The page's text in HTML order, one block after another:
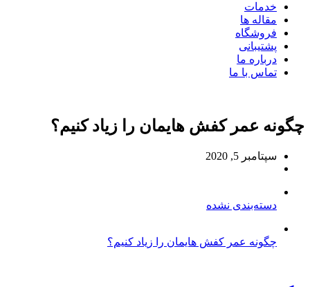
خدمات
مقاله ها
فروشگاه
پشتیبانی
درباره ما
تماس با ما
چگونه عمر کفش هایمان را زیاد کنیم؟
سپتامبر 5, 2020
دسته‌بندی نشده
چگونه عمر کفش هایمان را زیاد کنیم؟